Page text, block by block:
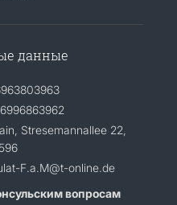
данные
Stresemannallee 22,
F.a.M@t-online.de
вопросам